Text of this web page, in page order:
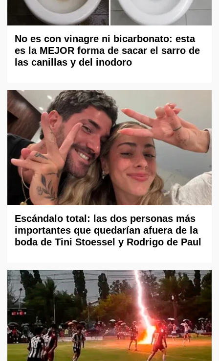
No es con vinagre ni bicarbonato: esta
es la MEJOR forma de sacar el sarro de
las canillas y del inodoro
Escándalo total: las dos personas más
importantes que quedarían afuera de la
boda de Tini Stoessel y Rodrigo de Paul